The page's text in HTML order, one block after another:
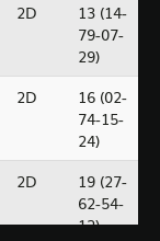
2D
13 (14-
79-07-
29)
2D
16 (02-
74-15-
24)
2D
19 (27-
62-54-
12)